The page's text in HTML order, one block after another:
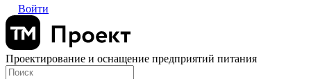
Войти
Проектирование и оснащение предприятий питания